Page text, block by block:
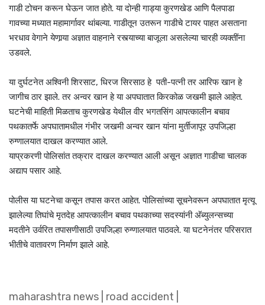
गाडी टोचन करून घेऊन जात होते. या दोन्ही गाड्या कुरणखेड आणि पैलपाडा
गावच्या मध्यात महामार्गावर थांबल्या. गाडीतून उतरून गाडीचे टायर पाहत असताना
भरधाव वेगाने येणार्‍या अज्ञात वाहनाने रस्त्याच्या बाजूला असलेल्या चारही व्यक्तींना
उडवले.
या दुर्घटनेत अश्‍विनी शिरसाट, धिरज सिरसाठ हे पती-पत्नी तर आरिफ खान हे
जागीच ठार झाले. तर अन्वर खान हे या अपघातात किरकोळ जखमी झाले आहेत.
घटनेची माहिती मिळताच कुरणखेड येथील वीर भगतसिंग आपत्कालीन बचाव
पथकातर्फे अपघातामधील गंभीर जखमी अन्वर खान यांना मुर्तीजापूर उपजिल्हा
रुग्णालयात दाखल करण्यात आले.
याप्रकरणी पोलिसांत तक्रार दाखल करण्यात आली असून अज्ञात गाडीचा चालक
अद्याप पसार आहे.
पोलीस या घटनेचा कसून तपास करत आहेत. पोलिसांच्या सूचनेवरून अपघातात मृत्यू
झालेल्या तिघांचे मृतदेह आपत्कालीन बचाव पथकाच्या सदस्यांनी अ‍ॅब्युलन्सच्या
मदतीने उर्वरित तपासणीसाठी उपजिल्हा रुग्णालयात पाठवले. या घटनेनंतर परिसरात
भीतीचे वातावरण निर्माण झाले आहे.
maharashtra news road accident